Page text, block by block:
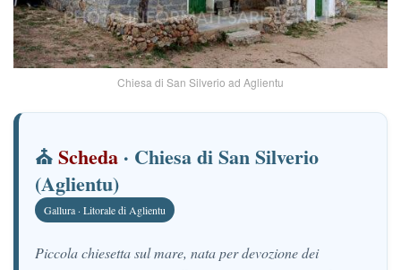
Chiesa di San Silverio ad Aglientu
⛪Scheda · Chiesa di San Silverio
(Aglientu)
Gallura · Litorale di Aglientu
Piccola chiesetta sul mare, nata per devozione dei